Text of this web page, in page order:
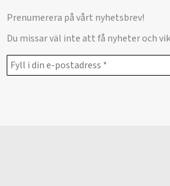
Prenumerera på vårt nyhetsbrev!
Du missar väl inte att få nyheter och